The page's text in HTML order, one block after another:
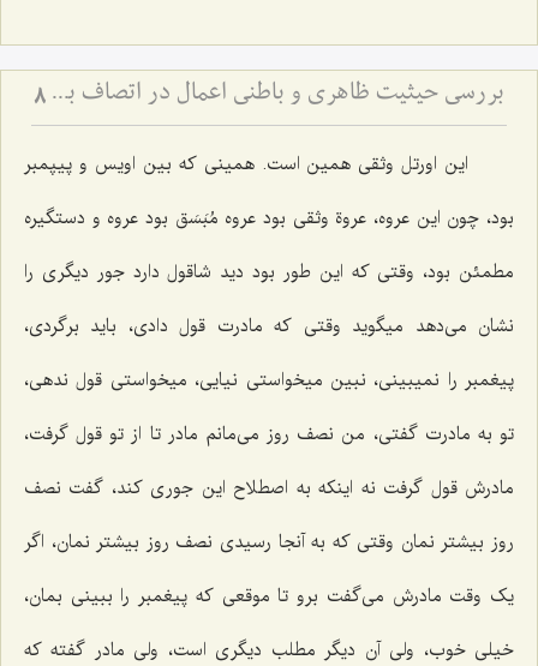
بررسی حیثیت ظاهری و باطنی اعمال در اتصاف به حسن و قبح 8
این اورتل وثقی همین است‌. همینی که بین اویس و پیپمبر
بود، چون این عروه، عروة وثقی بود عروه مُبَسَق بود عروه و دستگیره
مطمئن بود، وقتی که این طور بود دید شاقول دارد جور دیگری را
نشان می‌دهد میگوید وقتی که مادرت قول دادی، باید برگردی،
پیغمبر را نمیبینی، نبین میخواستی نیایی، میخواستی قول ندهی،
تو به مادرت گفتی، من نصف روز می‌مانم مادر تا از تو قول گرفت،
مادرش قول گرفت نه اینکه به اصطلاح این جوری کند، گفت نصف
روز بیشتر نمان وقتی که به آنجا رسیدی نصف روز بیشتر نمان، اگر
یک وقت مادرش می‌گفت برو تا موقعی که پیغمبر را ببینی بمان،
خیلی خوب، ولی آن دیگر مطلب دیگری است، ولی مادر گفته که